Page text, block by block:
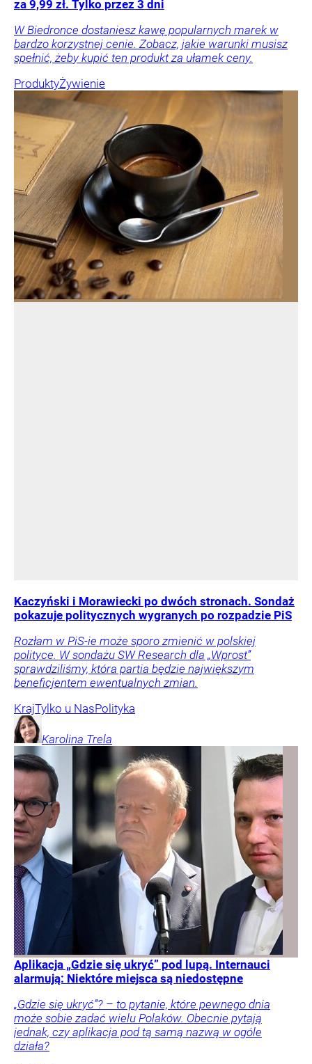
za 9,99 zł. Tylko przez 3 dni
W Biedronce dostaniesz kawę popularnych marek w
bardzo korzystnej cenie. Zobacz, jakie warunki musisz
spełnić, żeby kupić ten produkt za ułamek ceny.
ProduktyŻywienie
Kaczyński i Morawiecki po dwóch stronach. Sondaż
pokazuje politycznych wygranych po rozpadzie PiS
Rozłam w PiS-ie może sporo zmienić w polskiej
polityce. W sondażu SW Research dla „Wprost”
sprawdziliśmy, która partia będzie największym
beneficjentem ewentualnych zmian.
KrajTylko u NasPolityka
Karolina Trela
Aplikacja „Gdzie się ukryć” pod lupą. Internauci
alarmują: Niektóre miejsca są niedostępne
„Gdzie się ukryć”? – to pytanie, które pewnego dnia
może sobie zadać wielu Polaków. Obecnie pytają
jednak, czy aplikacja pod tą samą nazwą w ogóle
działa?